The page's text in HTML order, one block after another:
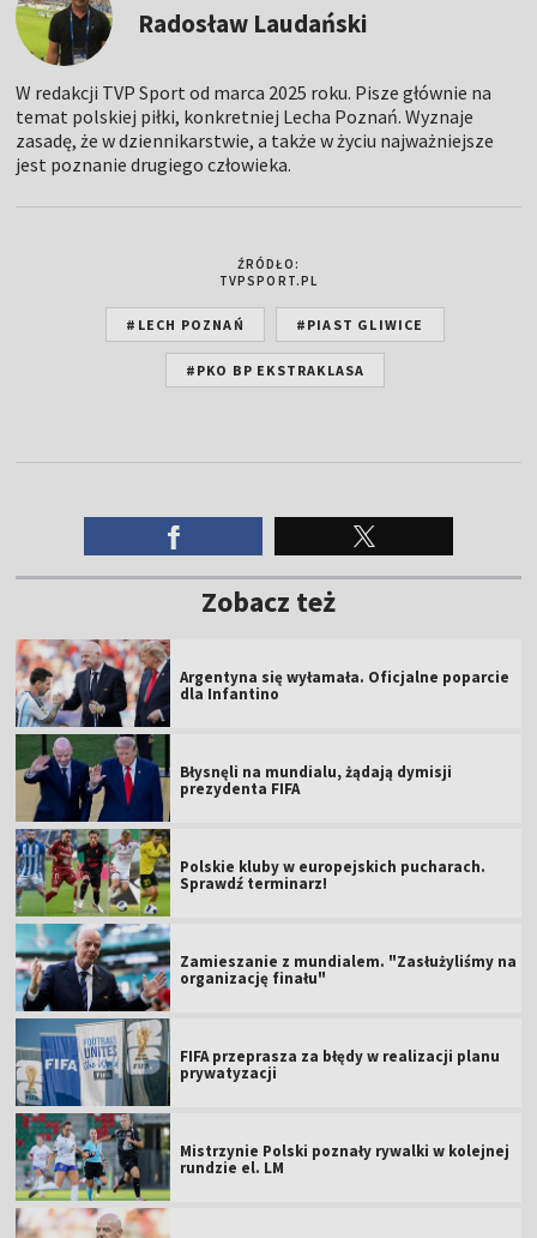
Radosław Laudański
W redakcji TVP Sport od marca 2025 roku. Pisze głównie na
temat polskiej piłki, konkretniej Lecha Poznań. Wyznaje
zasadę, że w dziennikarstwie, a także w życiu najważniejsze
jest poznanie drugiego człowieka.
ŹRÓDŁO:
TVPSPORT.PL
#LECH POZNAŃ #PIAST GLIWICE
#PKO BP EKSTRAKLASA
Zobacz też
Argentyna się wyłamała. Oficjalne poparcie
dla Infantino
Błysnęli na mundialu, żądają dymisji
prezydenta FIFA
Polskie kluby w europejskich pucharach.
Sprawdź terminarz!
Zamieszanie z mundialem. "Zasłużyliśmy na
organizację finału"
FIFA przeprasza za błędy w realizacji planu
prywatyzacji
Mistrzynie Polski poznały rywalki w kolejnej
rundzie el. LM